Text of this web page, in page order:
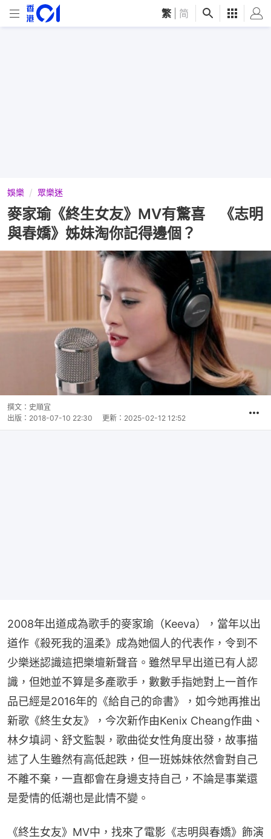
繁 简
娛樂 眾樂迷
麥家瑜《終生女友》MV有驚喜 《志明
與春嬌》姊妹淘你記得邊個？
撰文： 史順宜
出版： 2018-07-10 22:30 更新： 2025-02-12 12:52
2008年出道成為歌手的麥家瑜（Keeva），當年以出
道作《殺死我的溫柔》成為她個人的代表作，令到不
少樂迷認識這把樂壇新聲音。雖然早早出道已有人認
識，但她並不算是多產歌手，數數手指她對上一首作
品已經是2016年的《給自己的命書》，如今她再推出
新歌《終生女友》，今次新作由Kenix Cheang作曲、
林夕填詞、舒文監製，歌曲從女性角度出發，故事描
述了人生雖然有高低起跌，但一班姊妹依然會對自己
不離不棄，一直都會在身邊支持自己，不論是事業還
是愛情的低潮也是此情不變。
《終生女友》MV中，找來了電影《志明與春嬌》飾演